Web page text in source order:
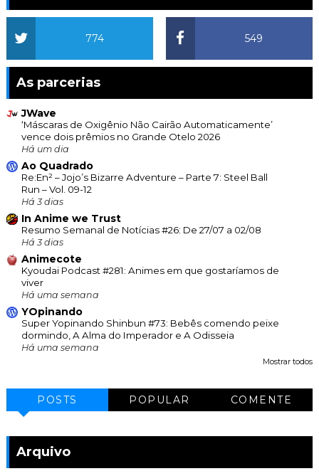
549
774
As parcerias
JWave
‘Máscaras de Oxigênio Não Cairão Automaticamente’
vence dois prêmios no Grande Otelo 2026
Há um dia
Ao Quadrado
Re:En² – Jojo’s Bizarre Adventure – Parte 7: Steel Ball
Run – Vol. 09-12
Há 3 dias
In Anime we Trust
Resumo Semanal de Notícias #26: De 27/07 a 02/08
Há 3 dias
Animecote
Kyoudai Podcast #281: Animes em que gostaríamos de
viver
Há uma semana
YOpinando
Super Yopinando Shinbun #73: Bebês comendo peixe
dormindo, A Alma do Imperador e A Odisseia
Há uma semana
Mostrar todos
POSTS POPULAR COMENTE
Arquivo